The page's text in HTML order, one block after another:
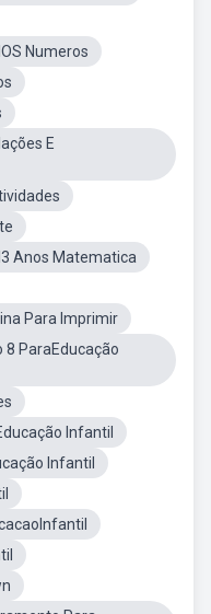
Numeros
E
Anos Matematica
Para Imprimir
ParaEducação
Infantil
Infantil